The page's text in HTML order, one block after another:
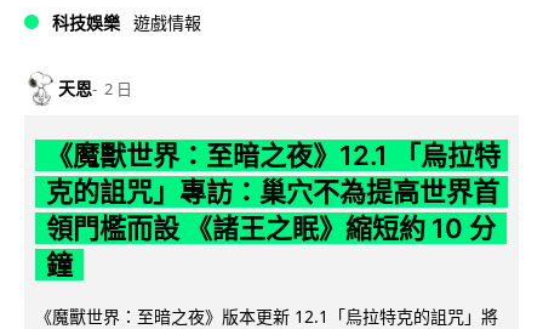
科技娛樂 遊戲情報
天恩 2 日
《魔獸世界：至暗之夜》12.1 「烏拉特
克的詛咒」專訪：巢穴不為提高世界首
領門檻而設 《諸王之眠》縮短約 10 分
鐘
《魔獸世界：至暗之夜》版本更新 12.1「烏拉特克的詛咒」將